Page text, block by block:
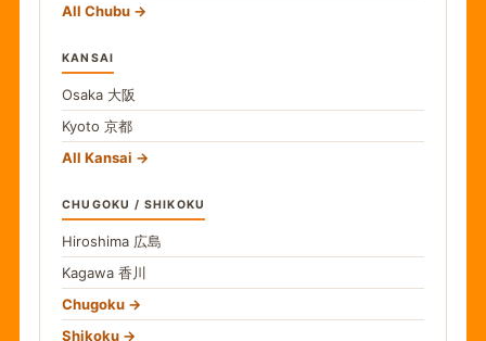
All Chubu
KANSAI
Osaka 大阪
Kyoto 京都
All Kansai
CHUGOKU / SHIKOKU
Hiroshima 広島
Kagawa 香川
Chugoku
Shikoku